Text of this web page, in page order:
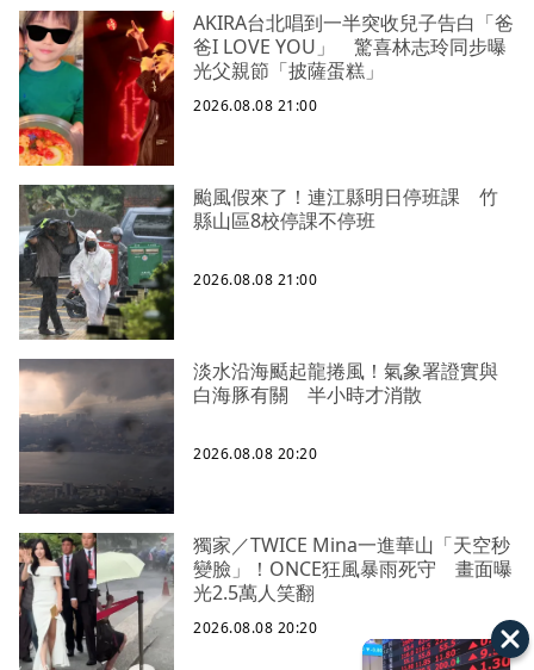
AKIRA台北唱到一半突收兒子告白「爸
爸I LOVE YOU」 驚喜林志玲同步曝
光父親節「披薩蛋糕」
2026.08.08 21:00
颱風假來了！連江縣明日停班課 竹
縣山區8校停課不停班
2026.08.08 21:00
淡水沿海颳起龍捲風！氣象署證實與
白海豚有關 半小時才消散
2026.08.08 20:20
獨家／TWICE Mina一進華山「天空秒
變臉」！ONCE狂風暴雨死守 畫面曝
光2.5萬人笑翻
2026.08.08 20:20